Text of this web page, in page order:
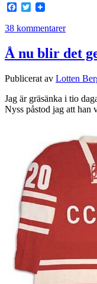
Facebook
Twitter
38 kommentarer
Å nu blir det
Publicerat av Lotten
Jag är gräsänka i tio
Nyss påstod jag att han